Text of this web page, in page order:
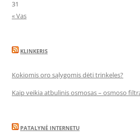
31
« Vas
KLINKERIS
Kokiomis oro sąlygomis dėti trinkeles?
Kaip veikia atbulinis osmosas – osmoso
PATALYNĖ INTERNETU